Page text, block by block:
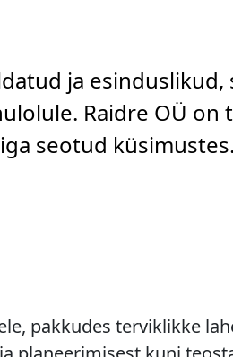
ja esinduslikud,
Raidre OÜ on
seotud küsimustes.
pakkudes terviklikke